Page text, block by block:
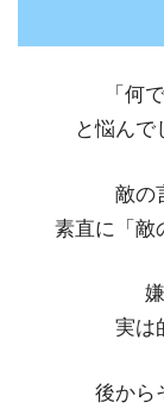
「何
と悩んで
敵の
素直に「敵
実は
後から